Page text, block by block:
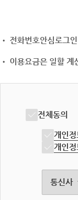
• 전화번호안심로그
• 이용요금은 일할
전체동의
개인
개인